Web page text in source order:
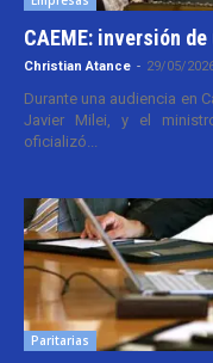
CAEME: inversión
Christian Atance - 29/05/
Durante una audiencia en
Javier Milei, y el
oficializó...
Paritarias